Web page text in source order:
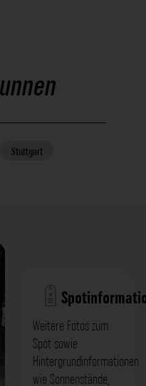
Stuttgart
Weitere Fotos zum
Spot sowie
Hintergrundinformationen
wie Sonnenstände,